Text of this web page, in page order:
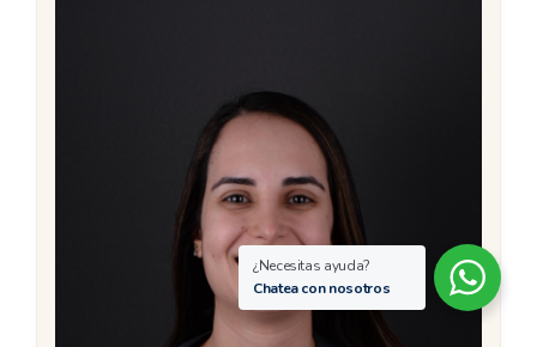
¿Necesitas ayuda?
Chatea con nosotros